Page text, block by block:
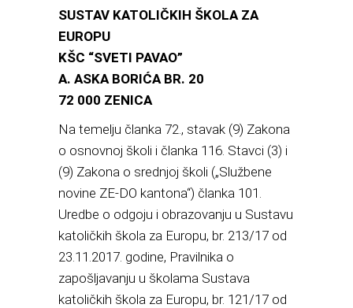
SUSTAV KATOLIČKIH ŠKOLA ZA
EUROPU
KŠC “SVETI PAVAO”
A. ASKA BORIĆA BR. 20
72 000 ZENICA
Na temelju članka 72., stavak (9) Zakona
o osnovnoj školi i članka 116. Stavci (3) i
(9) Zakona o srednjoj školi („Službene
novine ZE-DO kantona“) članka 101.
Uredbe o odgoju i obrazovanju u Sustavu
katoličkih škola za Europu, br. 213/17 od
23.11.2017. godine, Pravilnika o
zapošljavanju u školama Sustava
katoličkih škola za Europu, br. 121/17 od